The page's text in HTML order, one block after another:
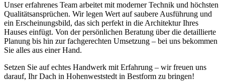
Unser erfahrenes Team arbeitet mit moderner Technik und höchsten
Qualitätsansprüchen. Wir legen Wert auf saubere Ausführung und
ein Erscheinungsbild, das sich perfekt in die Architektur Ihres
Hauses einfügt. Von der persönlichen Beratung über die detaillierte
Planung bis hin zur fachgerechten Umsetzung – bei uns bekommen
Sie alles aus einer Hand.
Setzen Sie auf echtes Handwerk mit Erfahrung – wir freuen uns
darauf, Ihr Dach in Hohenweststedt in Bestform zu bringen!